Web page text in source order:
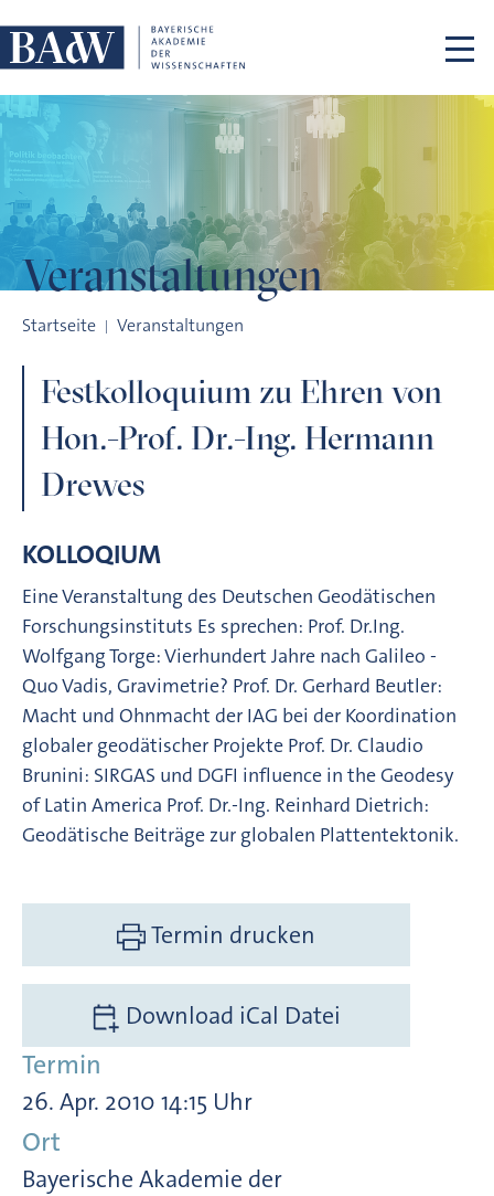
Veranstaltungen
Startseite Veranstaltungen
Festkolloquium zu Ehren von
Hon.-Prof. Dr.-Ing. Hermann
Drewes
KOLLOQIUM
Eine Veranstaltung des Deutschen Geodätischen
Forschungsinstituts Es sprechen: Prof. Dr.Ing.
Wolfgang Torge: Vierhundert Jahre nach Galileo -
Quo Vadis, Gravimetrie? Prof. Dr. Gerhard Beutler:
Macht und Ohnmacht der IAG bei der Koordination
globaler geodätischer Projekte Prof. Dr. Claudio
Brunini: SIRGAS und DGFI influence in the Geodesy
of Latin America Prof. Dr.-Ing. Reinhard Dietrich:
Geodätische Beiträge zur globalen Plattentektonik.
Termin drucken
Download iCal Datei
Termin
26. Apr. 2010 14:15 Uhr
Ort
Bayerische Akademie der